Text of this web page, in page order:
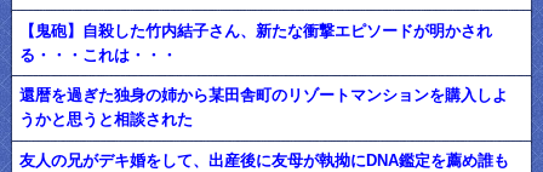
【鬼砲】自殺した竹内結子さん、新たな衝撃エピソードが明かされ
る・・・これは・・・
還暦を過ぎた独身の姉から某田舎町のリゾートマンションを購入しよ
うかと思うと相談された
友人の兄がデキ婚をして、出産後に友母が執拗にDNA鑑定を薦め誰も